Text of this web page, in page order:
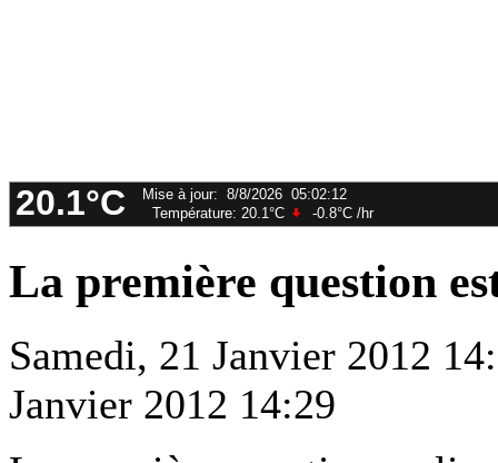
La première question
Samedi, 21 Janvier 2012
Janvier 2012 14:29